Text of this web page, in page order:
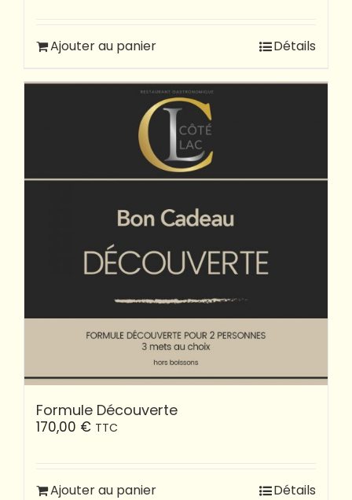
Ajouter au panier Détails
Formule Découverte
170,00 € TTC
Ajouter au panier Détails